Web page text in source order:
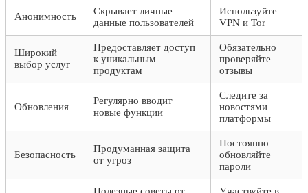
Анонимность
Скрывает личные
данные пользователей
Используйте
VPN и Tor
Широкий
выбор услуг
Предоставляет доступ
к уникальным
продуктам
Обязательно
проверяйте
отзывы
Обновления
Регулярно вводит
новые функции
Следите за
новостями
платформы
Безопасность
Продуманная защита
от угроз
Постоянно
обновляйте
пароли
Полезные советы от
Участвуйте в